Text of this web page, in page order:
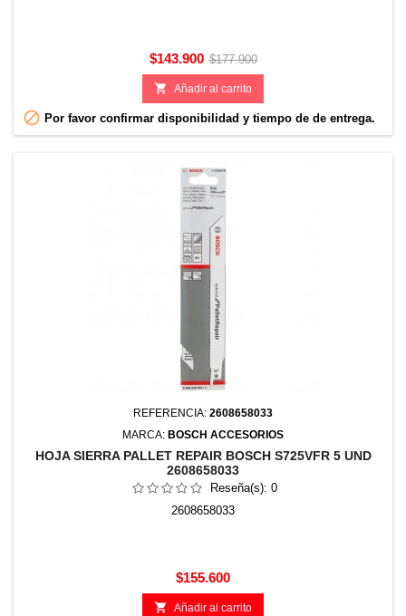
Precio
$143.900 Precio
base
$177.900
 Añadir al carrito
 Por favor confirmar disponibilidad y tiempo de de entrega.
REFERENCIA: 2608658033
MARCA: BOSCH ACCESORIOS
HOJA SIERRA PALLET REPAIR BOSCH S725VFR 5 UND
2608658033
Reseña(s): 0
2608658033
Precio
$155.600
 Añadir al carrito